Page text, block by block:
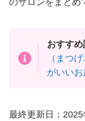
のサロンをまとめ
おすす
（まつ
がいい
最終更新日：2025